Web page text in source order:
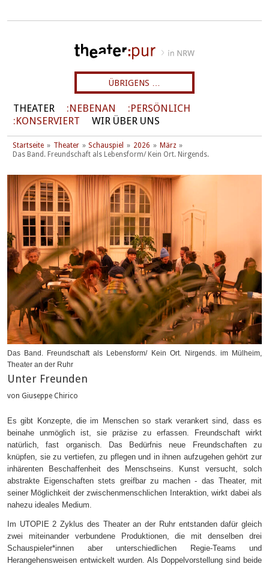
ÜBRIGENS …
THEATER NEBENAN
PERSÖNLICH
KONSERVIERT
WIR ÜBER UNS
Startseite Theater Schauspiel 2026
März
Das Band. Freundschaft als Lebensform/ Kein Ort. Nirgends.
Das Band. Freundschaft als Lebensform/ Kein Ort. Nirgends. im Mülheim,
Theater an der Ruhr
Unter Freunden
von Giuseppe Chirico
Es gibt Konzepte, die im Menschen so stark verankert sind, dass es
beinahe unmöglich ist, sie präzise zu erfassen. Freundschaft wirkt
natürlich, fast organisch. Das Bedürfnis neue Freundschaften zu
knüpfen, sie zu vertiefen, zu pflegen und in ihnen aufzugehen gehört zur
inhärenten Beschaffenheit des Menschseins. Kunst versucht, solch
abstrakte Eigenschaften stets greifbar zu machen - das Theater, mit
seiner Möglichkeit der zwischenmenschlichen Interaktion, wirkt dabei als
nahezu ideales Medium.
Im UTOPIE 2 Zyklus des Theater an der Ruhr entstanden dafür gleich
zwei miteinander verbundene Produktionen, die mit denselben drei
Schauspieler*innen aber unterschiedlichen Regie-Teams und
Herangehensweisen entwickelt wurden. Als Doppelvorstellung sind beide